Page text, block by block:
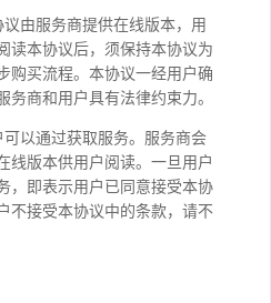
由服务商提供在线版本，用
读本协议后，须保持本协议为
购买流程。本协议一经用户确
商和用户具有法律约束力。
以通过获取服务。服务商会
线版本供用户阅读。一旦用户
，即表示用户已同意接受本协
不接受本协议中的条款，请不